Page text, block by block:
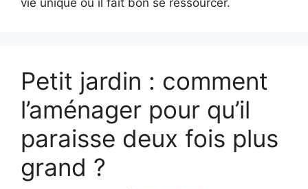
vie unique où il fait bon se ressourcer.
Petit jardin : comment
l’aménager pour qu’il
paraisse deux fois plus
grand ?